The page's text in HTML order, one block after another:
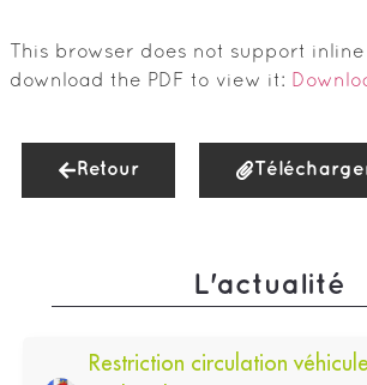
This browser does not support inline
download the PDF to view it:
Retour
L'actualité